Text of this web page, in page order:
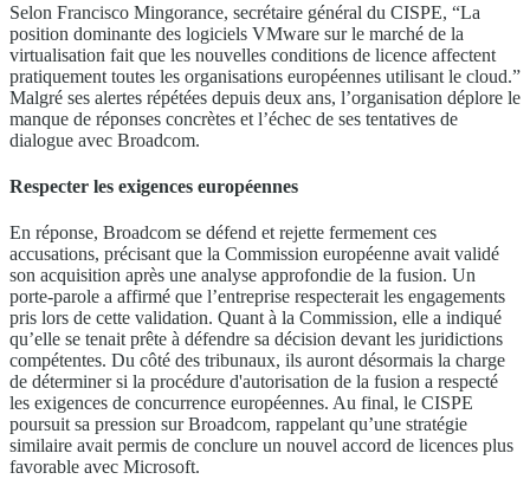
Selon Francisco Mingorance, secrétaire général du CISPE, “La
position dominante des logiciels VMware sur le marché de la
virtualisation fait que les nouvelles conditions de licence affectent
pratiquement toutes les organisations européennes utilisant le cloud.”
Malgré ses alertes répétées depuis deux ans, l’organisation déplore le
manque de réponses concrètes et l’échec de ses tentatives de
dialogue avec Broadcom.
Respecter les exigences européennes
En réponse, Broadcom se défend et rejette fermement ces
accusations, précisant que la Commission européenne avait validé
son acquisition après une analyse approfondie de la fusion. Un
porte-parole a affirmé que l’entreprise respecterait les engagements
pris lors de cette validation. Quant à la Commission, elle a indiqué
qu’elle se tenait prête à défendre sa décision devant les juridictions
compétentes. Du côté des tribunaux, ils auront désormais la charge
de déterminer si la procédure d'autorisation de la fusion a respecté
les exigences de concurrence européennes. Au final, le CISPE
poursuit sa pression sur Broadcom, rappelant qu’une stratégie
similaire avait permis de conclure un nouvel accord de licences plus
favorable avec Microsoft.